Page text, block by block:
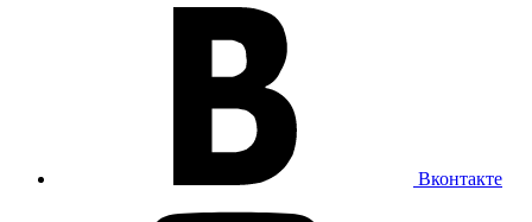
Вконтакте